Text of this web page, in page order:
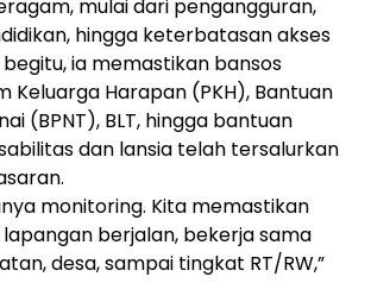
mulai dari pengangguran,
hingga keterbatasan akses
ia memastikan bansos
Keluarga Harapan (PKH), Bantuan
(BPNT), BLT, hingga bantuan
dan lansia telah tersalurkan
monitoring. Kita memastikan
berjalan, bekerja sama
desa, sampai tingkat RT/RW,”